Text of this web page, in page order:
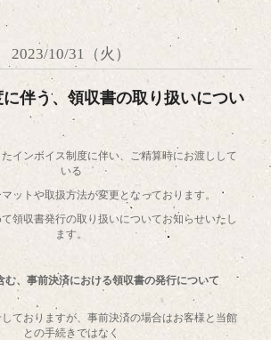
2023/10/31（火）
伴う、領収書の取り扱いについ
インボイス制度に伴い、ご精算時にお渡しして
いる
ットや取扱方法が変更となっております。
領収書発行の取り扱いについてお知らせいたし
ます。
む、事前決済における領収書の発行について
ておりますが、事前決済の場合はお客様と当館
との手続きではなく